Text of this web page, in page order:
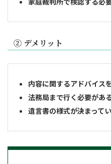
② デメリット
内容に関するアドバイス
法務局まで行く必要があ
遺言書の様式が決まって